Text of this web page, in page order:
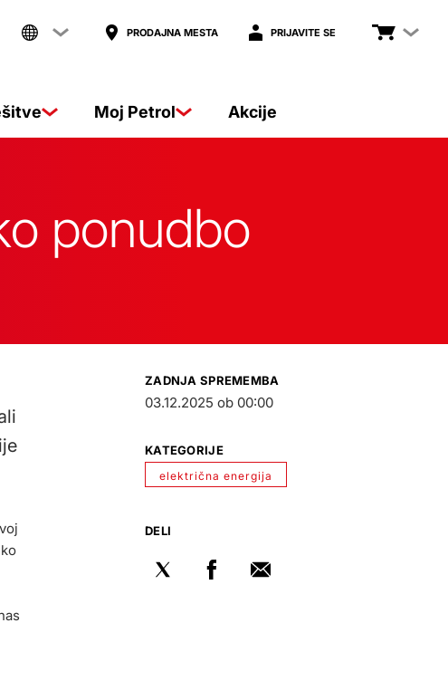
PRODAJNA MESTA PRIJAVITE SE
Moj Petrol Akcije
ponudbo
ZADNJA SPREMEMBA
03.12.2025 ob 00:00
KATEGORIJE
električna energija
DELI